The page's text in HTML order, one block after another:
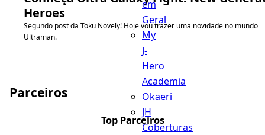
em
Geral
My
J-
Hero
Academia
Okaeri
JH
Coberturas
Heroes
Segundo post da Toku Novely! Hoje vou trazer uma novidade no mundo
Ultraman.
Parceiros
Top Parceiros